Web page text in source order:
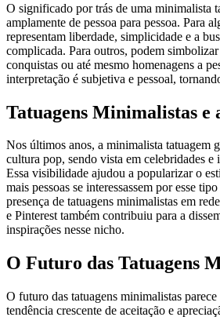
O significado por trás de uma minimalista
amplamente de pessoa para pessoa. Para
representam liberdade, simplicidade e a
complicada. Para outros, podem
conquistas ou até mesmo homenagens a
interpretação é subjetiva e pessoal,
Tatuagens Minimalistas e
Nos últimos anos, a minimalista tatuagem
cultura pop, sendo vista em celebridades
Essa visibilidade ajudou a popularizar o
mais pessoas se interessassem por esse
presença de tatuagens minimalistas em
e Pinterest também contribuiu para a
inspirações nesse nicho.
O Futuro das Tatuagens
O futuro das tatuagens minimalistas
tendência crescente de aceitação e